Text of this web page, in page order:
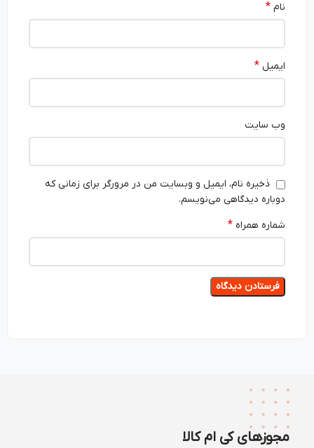
ایمیل*
وب‌ سایت
ذخیره نام، ایمیل و وبسایت من در مرورگر برای زمانی که
دوباره دیدگاهی می‌نویسم.
شماره همراه*
مجوزهای کی ام کالا